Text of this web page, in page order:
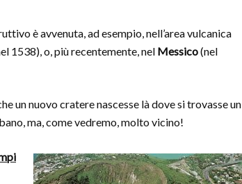
è avvenuta, ad esempio, nell’area vulcanica
1538), o, più recentemente, nel Messico(nel
un nuovo cratere nascesse là dove si trovasse un
ma, come vedremo, molto vicino!